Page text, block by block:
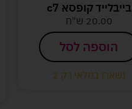
בייבלייד קופסא c7
20.00 ש"ח
הוספה לסל
נשארו במלאי רק 2